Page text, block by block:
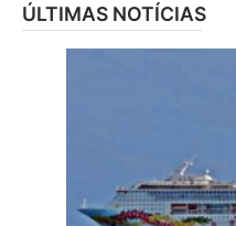
ÚLTIMAS NOTÍCIAS